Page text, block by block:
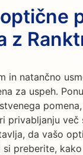
z
in natančno
za uspeh.
privabljanju več
da vašo
si preberite,